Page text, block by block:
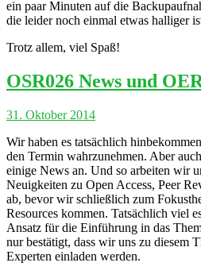
ein paar Minuten auf die
die leider noch einmal etwas halliger
Trotz allem, viel Spaß!
OSR026 News und
31. Oktober 2014
Wir haben es tatsächlich
den Termin wahrzunehmen. Aber
einige News an. Und so arbeiten wir
Neuigkeiten zu Open Access, Peer
ab, bevor wir schließlich zum
Resources kommen. Tatsächlich viel
Ansatz für die Einführung in das
nur bestätigt, dass wir uns zu diesem
Experten einladen werden.